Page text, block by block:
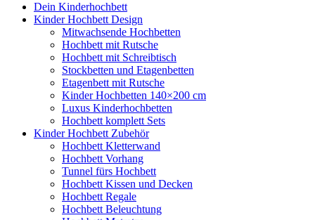
Dein Kinderhochbett
Kinder Hochbett Design
Mitwachsende Hochbetten
Hochbett mit Rutsche
Hochbett mit Schreibtisch
Stockbetten und Etagenbetten
Etagenbett mit Rutsche
Kinder Hochbetten 140×200 cm
Luxus Kinderhochbetten
Hochbett komplett Sets
Kinder Hochbett Zubehör
Hochbett Kletterwand
Hochbett Vorhang
Tunnel fürs Hochbett
Hochbett Kissen und Decken
Hochbett Regale
Hochbett Beleuchtung